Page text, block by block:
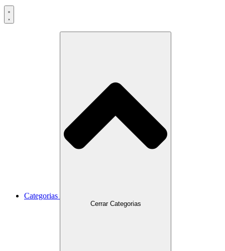
Categorias
Cerrar Categorias